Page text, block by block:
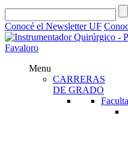
Conocé el Newsletter UF
Menu
CARRERAS
DE GRADO